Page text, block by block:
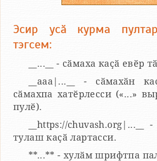
Эсир усӑ курма
тэгсем:
__...__ - сӑмаха каҫӑ евӗр
__aaa|...__ - сӑмахӑн
сӑмахпа хатӗрлесси («...»
пулӗ).
__https://chuvash.org|...__
тулаш каҫӑ лартасси.
**...** - хулӑм шрифтпа